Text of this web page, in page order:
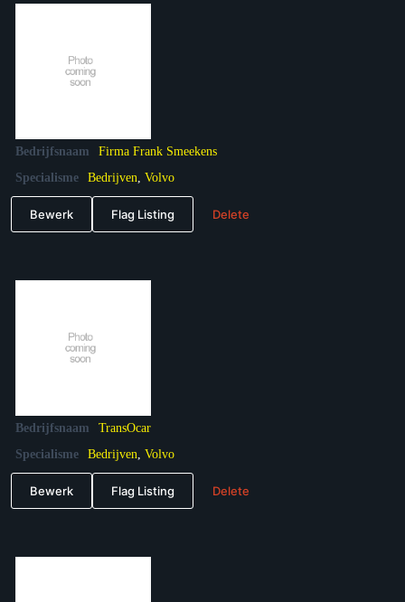
Bedrijfsnaam
Firma Frank Smeekens
Specialisme
Bedrijven Volvo
Bewerk Flag Listing Delete
Bedrijfsnaam
TransOcar
Specialisme
Bedrijven Volvo
Bewerk Flag Listing Delete